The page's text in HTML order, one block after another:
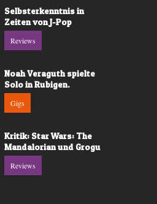
Selbsterkenntnis in
Zeiten von J-Pop
Reviews
Noah Veraguth spielte
Solo in Rubigen.
Gigs
Kritik: Star Wars: The
Mandalorian und Grogu
Reviews